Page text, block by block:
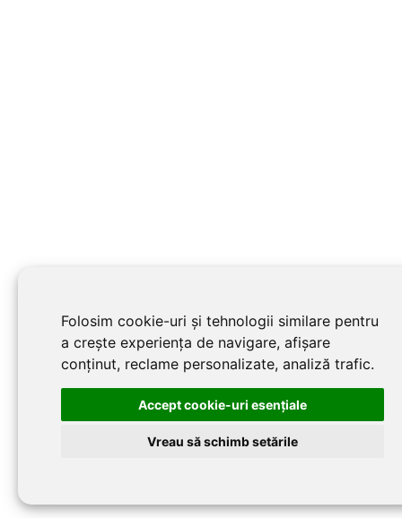
Folosim cookie-uri și tehnologii similare pentru
a crește experiența de navigare, afișare
conținut, reclame personalizate, analiză trafic.
Accept cookie-uri esenţiale
Vreau să schimb setările